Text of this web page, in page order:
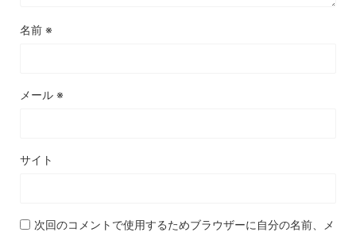
名前 ※
メール ※
サイト
次回のコメントで使用するためブラウザーに自分の名前、メ